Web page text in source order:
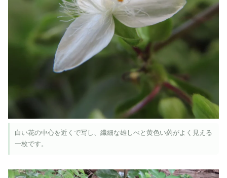
白い花の中心を近くで写し、繊細な雄しべと黄色い葯がよく見える
一枚です。